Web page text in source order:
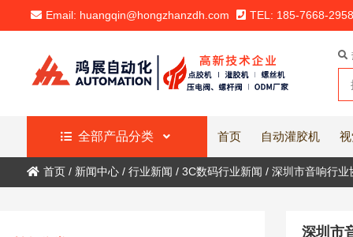
Email: huangqin@hongzhanzdh.com TEL: 185-7668-2958
全部产品分类 首页 自动灌胶机
首页/ 新闻中心/ 行业新闻 / 3C数码行业新闻 / 深圳市音响行业
深圳市